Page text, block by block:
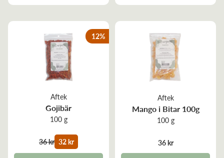
Aftek
Gojibär
100 g
36 kr 32 kr
12%
Aftek
Mango i Bitar 100g
100 g
36 kr